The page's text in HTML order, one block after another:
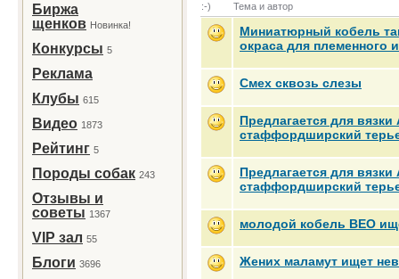
Биржа
щенков Новинка!
Конкурсы 5
Реклама
Клубы 615
Видео 1873
Рейтинг 5
Породы собак 243
Отзывы и
советы 1367
VIP зал 55
Блоги 3696
:-) Тема и автор
Миниатюрный кобель
окраса для племенного
Смех сквозь слезы
Предлагается для
стаффордширский
Предлагается для
стаффордширский
молодой кобель ВЕО
Жених маламут ищет